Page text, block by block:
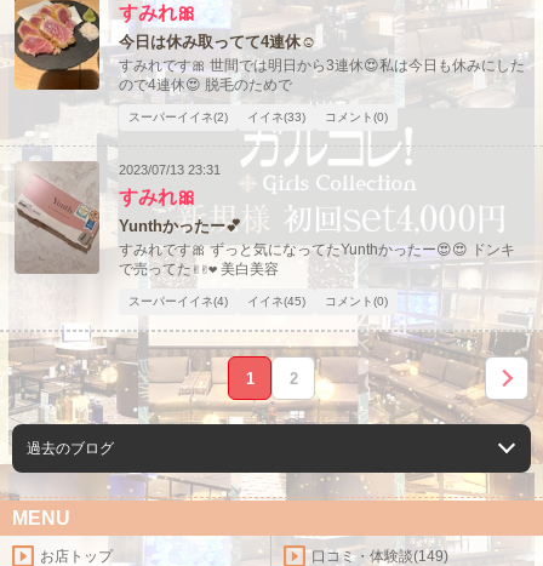
すみれ🎀
今日は休み取ってて4連休☺️
すみれです🎀 世間では明日から3連休😍私は今日も休みにした
ので4連休😍 脱毛のためで
スーパーイイネ(2) イイネ(33) コメント(0)
2023/07/13 23:31
すみれ🎀
Yunthかったー💕
すみれです🎀 ずっと気になってたYunthかったー😍😍 ドンキ
で売ってた✌️✌️❤️ 美白美容
スーパーイイネ(4) イイネ(45) コメント(0)
1 2
過去のブログ
MENU
お店トップ 口コミ・体験談(149)